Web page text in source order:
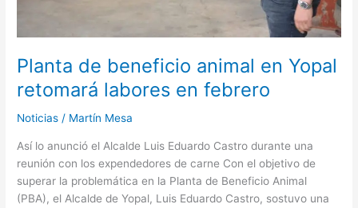
Planta de beneficio animal en Yopal
retomará labores en febrero
Noticias / Martín Mesa
Así lo anunció el Alcalde Luis Eduardo Castro durante una
reunión con los expendedores de carne Con el objetivo de
superar la problemática en la Planta de Beneficio Animal
(PBA), el Alcalde de Yopal, Luis Eduardo Castro, sostuvo una